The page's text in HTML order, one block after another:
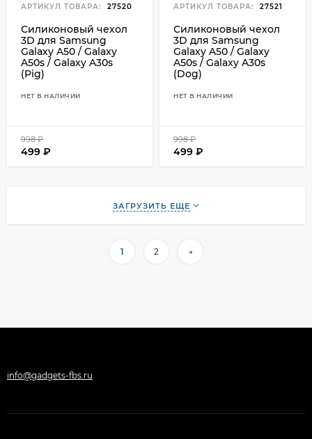
АРТИКУЛ ТОВАРА: 27520
Силиконовый чехол
3D для Samsung
Galaxy A50 / Galaxy
A50s / Galaxy A30s
(Pig)
НЕТ В НАЛИЧИИ
998₽
499 ₽
АРТИКУЛ ТОВАРА: 27521
Силиконовый чехол
3D для Samsung
Galaxy A50 / Galaxy
A50s / Galaxy A30s
(Dog)
НЕТ В НАЛИЧИИ
998₽
499 ₽
ЗАГРУЗИТЬ ЕЩЕ
1 2 →
info@gadgets-fbs.ru